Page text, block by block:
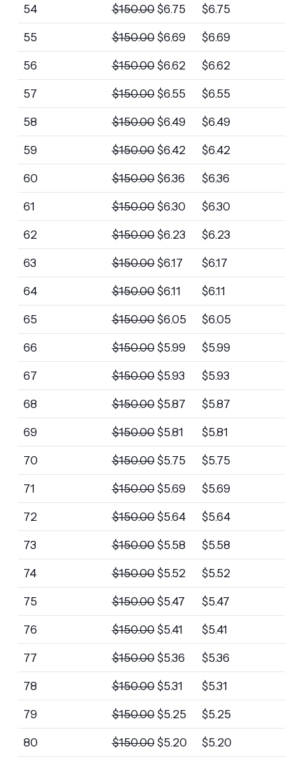
54 $150.00 $6.75 $6.75
55 $150.00 $6.69 $6.69
56 $150.00 $6.62 $6.62
57 $150.00 $6.55 $6.55
58 $150.00 $6.49 $6.49
59 $150.00 $6.42 $6.42
60 $150.00 $6.36 $6.36
61 $150.00 $6.30 $6.30
62 $150.00 $6.23 $6.23
63 $150.00 $6.17 $6.17
64 $150.00 $6.11 $6.11
65 $150.00 $6.05 $6.05
66 $150.00 $5.99 $5.99
67 $150.00 $5.93 $5.93
68 $150.00 $5.87 $5.87
69 $150.00 $5.81 $5.81
70 $150.00 $5.75 $5.75
71 $150.00 $5.69 $5.69
72 $150.00 $5.64 $5.64
73 $150.00 $5.58 $5.58
74 $150.00 $5.52 $5.52
75 $150.00 $5.47 $5.47
76 $150.00 $5.41 $5.41
77 $150.00 $5.36 $5.36
78 $150.00 $5.31 $5.31
79 $150.00 $5.25 $5.25
80 $150.00 $5.20 $5.20